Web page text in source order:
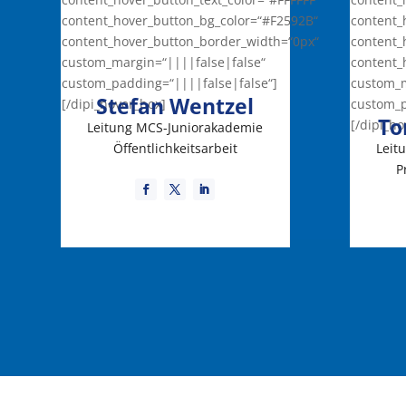
content_hover_button_bg_color=“#F2592B“
content_hover_button_border_width=“0px“
custom_margin=“||||false|false“
custom_padding=“||||false|false“]
[/dipi_hover_box]
Stefan Wentzel
Leitung MCS-Juniorakademie
Öffentlichkeitsarbeit
[/